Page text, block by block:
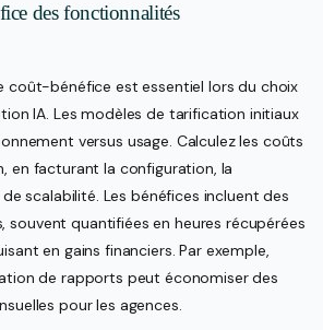
des fonctionnalités
coût-bénéfice est essentiel lors du choix
IA. Les modèles de tarification initiaux
versus usage. Calculez les coûts
en facturant la configuration, la
scalabilité. Les bénéfices incluent des
souvent quantifiées en heures récupérées
en gains financiers. Par exemple,
de rapports peut économiser des
pour les agences.